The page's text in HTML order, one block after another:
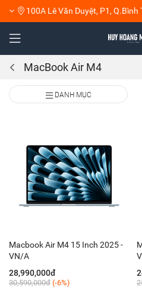
100A Lê Văn Duyệt, P1, Q.Bình
MacBook Air M4
DANH MỤC
Macbook Air M4 15 Inch 2025 -
VN/A
28,990,000đ
30,590,000đ (-6%)